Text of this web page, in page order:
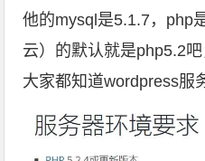
他的mysql是5.1.7，php
云）的默认就是php5.2吧
大家都知道wordpress服